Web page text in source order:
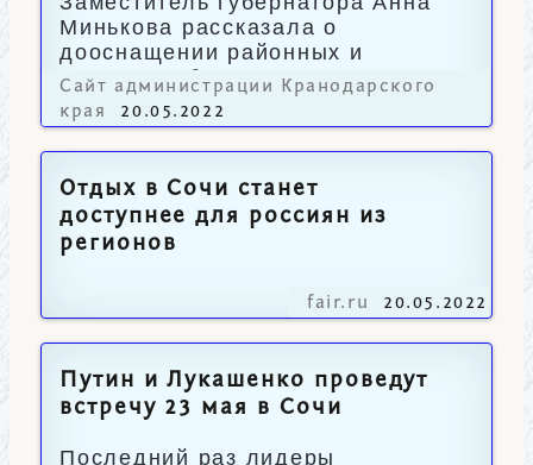
Минькова рассказала о
дооснащении районных и
городских больниц региона.
Сайт администрации Кранодарского
края
20.05.2022
Отдых в Сочи станет
доступнее для россиян из
регионов
fair.ru 20.05.2022
Путин и Лукашенко проведут
встречу 23 мая в Сочи
Последний раз лидеры